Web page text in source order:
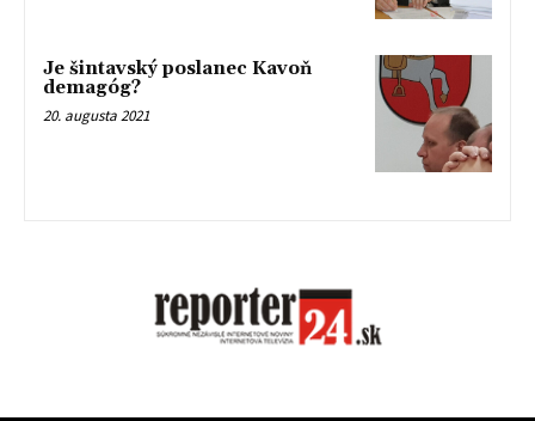
Je šintavský poslanec Kavoň
demagóg?
20. augusta 2021